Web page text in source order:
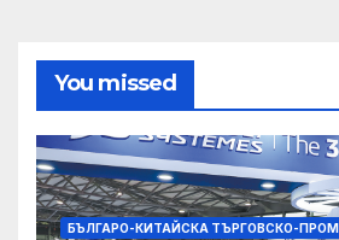
You missed
БЪЛГАРО-КИТАЙСКА ТЪРГОВСКО-